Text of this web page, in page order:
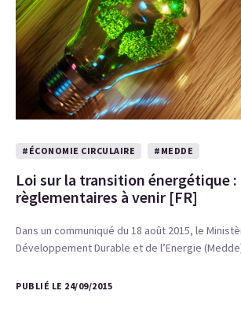
#ÉCONOMIE CIRCULAIRE #MEDDE
Loi sur la transition énergétique
règlementaires à venir [FR]
Dans un communiqué du 18 août 2015, le
Développement Durable et de l’Energie
PUBLIÉ LE 24/09/2015